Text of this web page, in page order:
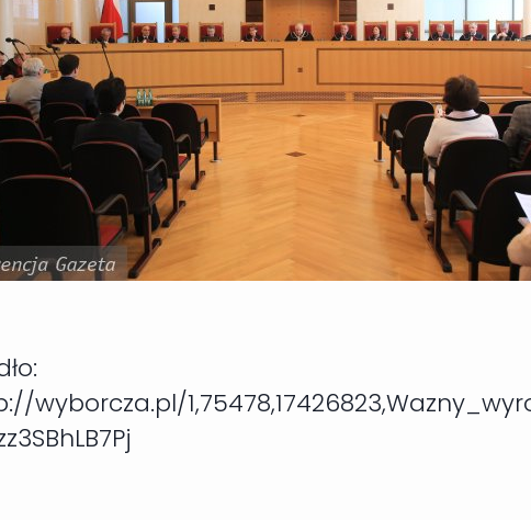
wyborcza.pl/